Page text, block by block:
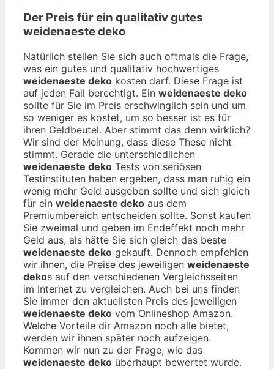
Der Preis für ein qualitativ gutes
weidenaeste deko
Natürlich stellen Sie sich auch oftmals die Frage,
was ein gutes und qualitativ hochwertiges
weidenaeste deko kosten darf. Diese Frage ist
auf jeden Fall berechtigt. Ein weidenaeste deko
sollte für Sie im Preis erschwinglich sein und um
so weniger es kostet, um so besser ist es für
ihren Geldbeutel. Aber stimmt das denn wirklich?
Wir sind der Meinung, dass diese These nicht
stimmt. Gerade die unterschiedlichen
weidenaeste deko Tests von seriösen
Testinstituten haben ergeben, dass man ruhig ein
wenig mehr Geld ausgeben sollte und sich gleich
für ein weidenaeste deko aus dem
Premiumbereich entscheiden sollte. Sonst kaufen
Sie zweimal und geben im Endeffekt noch mehr
Geld aus, als hätte Sie sich gleich das beste
weidenaeste deko gekauft. Dennoch empfehlen
wir ihnen, die Preise des jeweiligen weidenaeste
dekos auf den verschiedenen Vergleichsseiten
im Internet zu vergleichen. Auch bei uns finden
Sie immer den aktuellsten Preis des jeweiligen
weidenaeste deko vom Onlineshop Amazon.
Welche Vorteile dir Amazon noch alle bietet,
werden wir ihnen später noch aufzeigen.
Kommen wir nun zu der Frage, wie das
weidenaeste deko überhaupt bewertet wurde.